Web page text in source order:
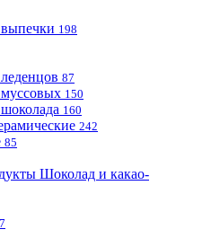
198
87
150
160
242
85
Шоколад и какао-